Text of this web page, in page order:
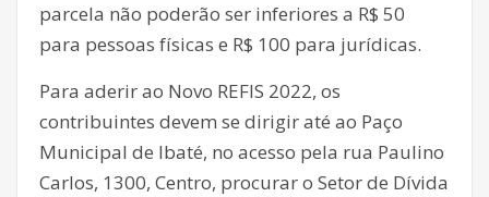
parcela não poderão ser inferiores a R$ 50
para pessoas físicas e R$ 100 para jurídicas.
Para aderir ao Novo REFIS 2022, os
contribuintes devem se dirigir até ao Paço
Municipal de Ibaté, no acesso pela rua Paulino
Carlos, 1300, Centro, procurar o Setor de Dívida